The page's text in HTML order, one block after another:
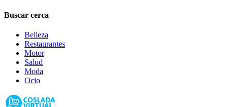
Buscar cerca
Belleza
Restaurantes
Motor
Salud
Moda
Ocio